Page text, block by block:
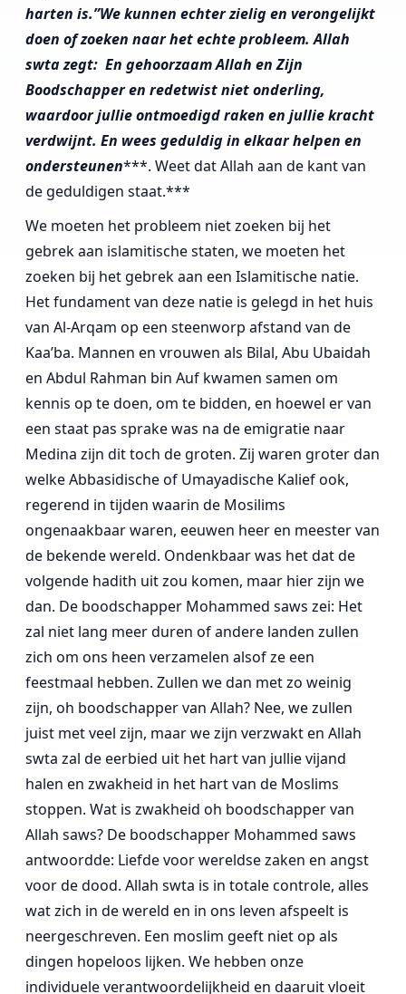
harten is.”We kunnen echter zielig en verongelijkt
doen of zoeken naar het echte probleem. Allah
swta zegt: En gehoorzaam Allah en Zijn
Boodschapper en redetwist niet onderling,
waardoor jullie ontmoedigd raken en jullie kracht
verdwijnt. En wees geduldig in elkaarhelpen en
ondersteunen***. Weet dat Allah aan de kant van
de geduldigen staat.***
We moeten het probleem niet zoeken bij het
gebrek aan islamitische staten, we moeten het
zoeken bij het gebrek aan een Islamitische natie.
Het fundament van deze natie is gelegd in het huis
van Al-Arqam op een steenworp afstand van de
Kaa’ba. Mannen en vrouwen als Bilal, Abu Ubaidah
en Abdul Rahman bin Auf kwamen samen om
kennis op te doen, om te bidden, en hoewel er van
een staat pas sprake was na de emigratie naar
Medina zijn dit toch de groten. Zij waren groter dan
welke Abbasidische of Umayadische Kalief ook,
regerend in tijden waarin de Mosilims
ongenaakbaar waren, eeuwen heer en meester van
de bekende wereld. Ondenkbaar was het dat de
volgende hadith uit zou komen, maar hier zijn we
dan. De boodschapper Mohammed saws zei: Het
zal niet lang meer duren of andere landen zullen
zich om ons heen verzamelen alsof ze een
feestmaal hebben. Zullen we dan met zo weinig
zijn, oh boodschapper van Allah? Nee, we zullen
juist met veel zijn, maar we zijn verzwakt en Allah
swta zal de eerbied uit het hart van jullie vijand
halen en zwakheid in het hart van de Moslims
stoppen. Wat is zwakheid oh boodschapper van
Allah saws? De boodschapper Mohammed saws
antwoordde: Liefde voor wereldse zaken en angst
voor de dood. Allah swta is in totale controle, alles
wat zich in de wereld en in ons leven afspeelt is
neergeschreven. Een moslim geeft niet op als
dingen hopeloos lijken. We hebben onze
individuele verantwoordelijkheid en daaruit vloeit